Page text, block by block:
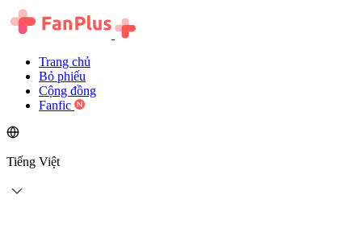
Trang chủ
Bỏ phiếu
Cộng đồng
Fanfic
Tiếng Việt